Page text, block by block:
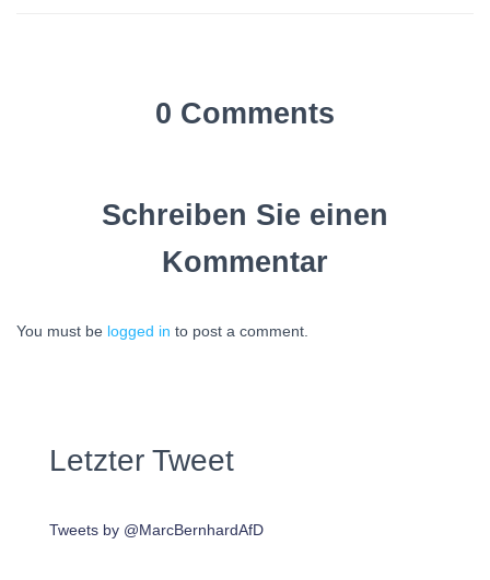
0 Comments
Schreiben Sie einen
Kommentar
You must be logged in to post a comment.
Letzter Tweet
Tweets by @MarcBernhardAfD